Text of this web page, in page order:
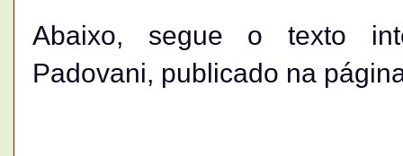
Abaixo, segue o texto
Padovani, publicado na